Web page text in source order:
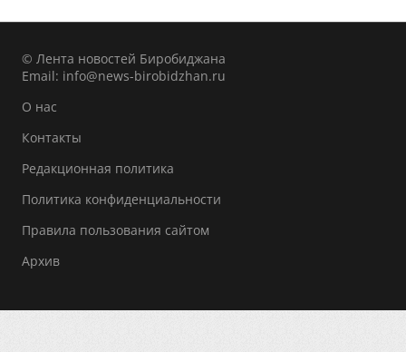
© Лента новостей Биробиджана
Email: info@news-birobidzhan.ru
О нас
Контакты
Редакционная политика
Политика конфиденциальности
Правила пользования сайтом
Архив